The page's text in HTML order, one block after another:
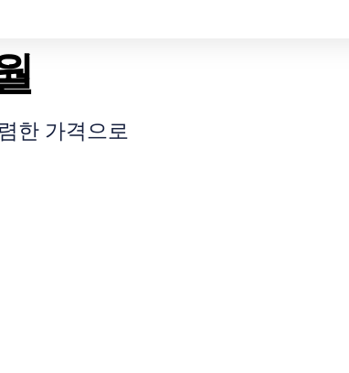
한 가격으로